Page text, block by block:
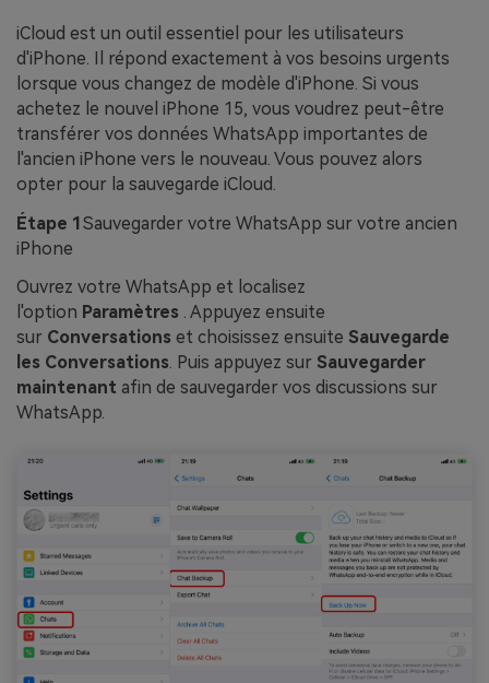
iCloud est un outil essentiel pour les utilisateurs
d'iPhone. Il répond exactement à vos besoins urgents
lorsque vous changez de modèle d'iPhone. Si vous
achetez le nouvel iPhone 15, vous voudrez peut-être
transférer vos données WhatsApp importantes de
l'ancien iPhone vers le nouveau. Vous pouvez alors
opter pour la sauvegarde iCloud.
Étape 1Sauvegarder votre WhatsApp sur votre ancien
iPhone
Ouvrez votre WhatsApp et localisez
l'option Paramètres . Appuyez ensuite
sur Conversations et choisissez ensuite Sauvegarde
les Conversations. Puis appuyez sur Sauvegarder
maintenant afin de sauvegarder vos discussions sur
WhatsApp.